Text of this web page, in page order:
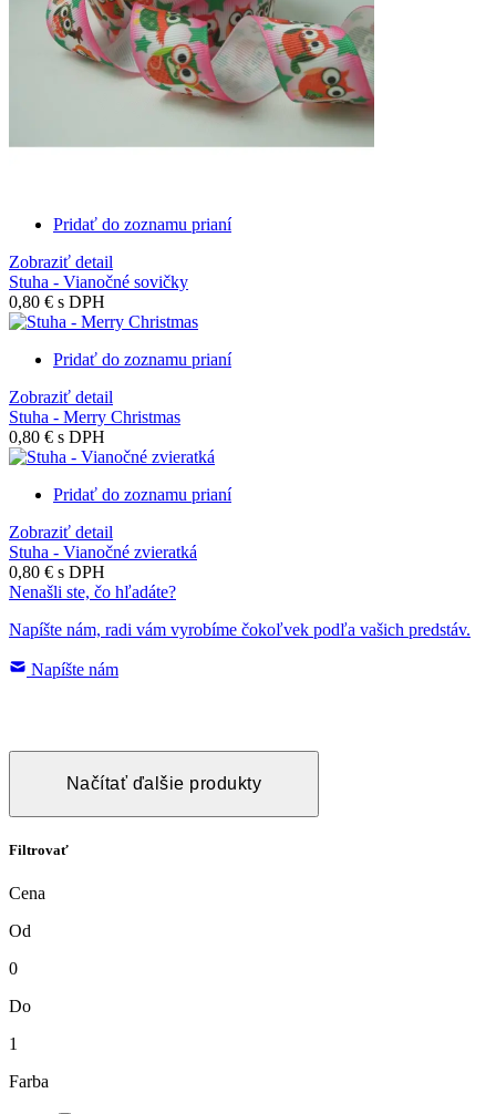
Pridať do zoznamu prianí
Zobraziť detail
Stuha - Vianočné sovičky
0,80 € s DPH
Pridať do zoznamu prianí
Zobraziť detail
Stuha - Merry Christmas
0,80 € s DPH
Pridať do zoznamu prianí
Zobraziť detail
Stuha - Vianočné zvieratká
0,80 € s DPH
Nenašli ste, čo hľadáte?
Napíšte nám, radi vám vyrobíme čokoľvek podľa vašich predstáv.
Napíšte nám
Načítať ďalšie produkty
Filtrovať
Cena
Od
0
Do
1
Farba